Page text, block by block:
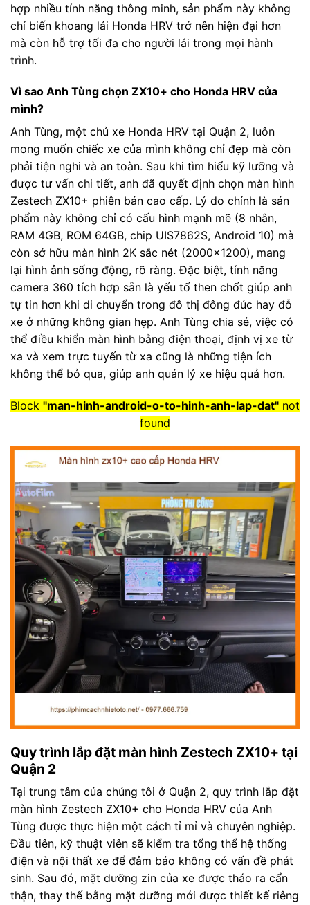
hợp nhiều tính năng thông minh, sản phẩm này không
chỉ biến khoang lái Honda HRV trở nên hiện đại hơn
mà còn hỗ trợ tối đa cho người lái trong mọi hành
trình.
Vì sao Anh Tùng chọn ZX10+ cho Honda HRV của
mình?
Anh Tùng, một chủ xe Honda HRV tại Quận 2, luôn
mong muốn chiếc xe của mình không chỉ đẹp mà còn
phải tiện nghi và an toàn. Sau khi tìm hiểu kỹ lưỡng và
được tư vấn chi tiết, anh đã quyết định chọn màn hình
Zestech ZX10+ phiên bản cao cấp. Lý do chính là sản
phẩm này không chỉ có cấu hình mạnh mẽ (8 nhân,
RAM 4GB, ROM 64GB, chip UIS7862S, Android 10) mà
còn sở hữu màn hình 2K sắc nét (2000×1200), mang
lại hình ảnh sống động, rõ ràng. Đặc biệt, tính năng
camera 360 tích hợp sẵn là yếu tố then chốt giúp anh
tự tin hơn khi di chuyển trong đô thị đông đúc hay đỗ
xe ở những không gian hẹp. Anh Tùng chia sẻ, việc có
thể điều khiển màn hình bằng điện thoại, định vị xe từ
xa và xem trực tuyến từ xa cũng là những tiện ích
không thể bỏ qua, giúp anh quản lý xe hiệu quả hơn.
Block "man-hinh-android-o-to-hinh-anh-lap-dat" not
found
Quy trình lắp đặt màn hình Zestech ZX10+ tại
Quận 2
Tại trung tâm của chúng tôi ở Quận 2, quy trình lắp đặt
màn hình Zestech ZX10+ cho Honda HRV của Anh
Tùng được thực hiện một cách tỉ mỉ và chuyên nghiệp.
Đầu tiên, kỹ thuật viên sẽ kiểm tra tổng thể hệ thống
điện và nội thất xe để đảm bảo không có vấn đề phát
sinh. Sau đó, mặt dưỡng zin của xe được tháo ra cẩn
thận, thay thế bằng mặt dưỡng mới được thiết kế riêng